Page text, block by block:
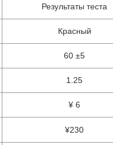
Результаты теста
Красный
60 ±5
1.25
¥ 6
¥230